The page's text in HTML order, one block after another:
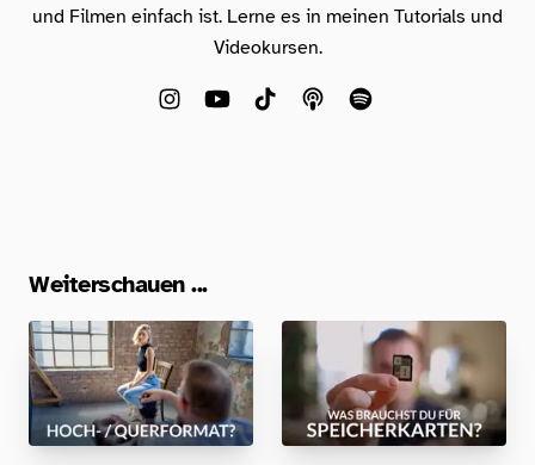
und Filmen einfach ist. Lerne es in meinen Tutorials und
Videokursen.
Weiterschauen ...